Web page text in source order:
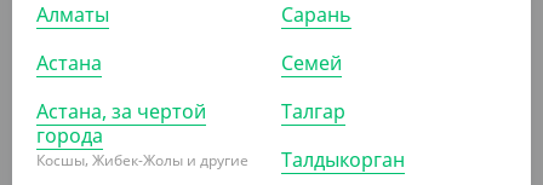
ПОХОЖИЕ ТОВАРЫ
АРТ. 32040
Алматы
Астана
Астана, за чертой
города
Косшы, Жибек-Жолы и другие
Сарань
Семей
Талгар
Талдыкорган